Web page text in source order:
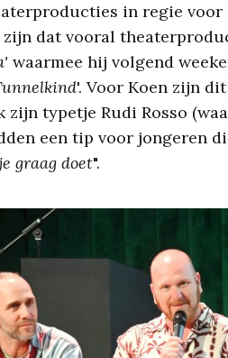
in regie
dat vooral
waarmee hij volgend
'. Voor Koen zijn
zijn typetje Rudi Rosso
een tip voor jongeren
graag doet".